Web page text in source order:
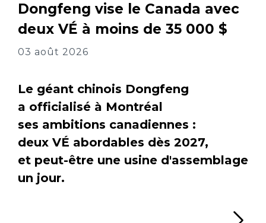
Dongfeng vise le Canada avec
deux VÉ à moins de 35 000 $
03 août 2026
Le géant chinois Dongfeng
a officialisé à Montréal
ses ambitions canadiennes :
deux VÉ abordables dès 2027,
et peut-être une usine d'assemblage
un jour.